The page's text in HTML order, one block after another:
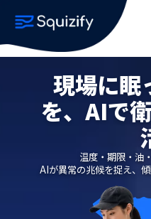
現場に眠
を、AIで
温度・期限・油
AIが異常の兆候を捉え、